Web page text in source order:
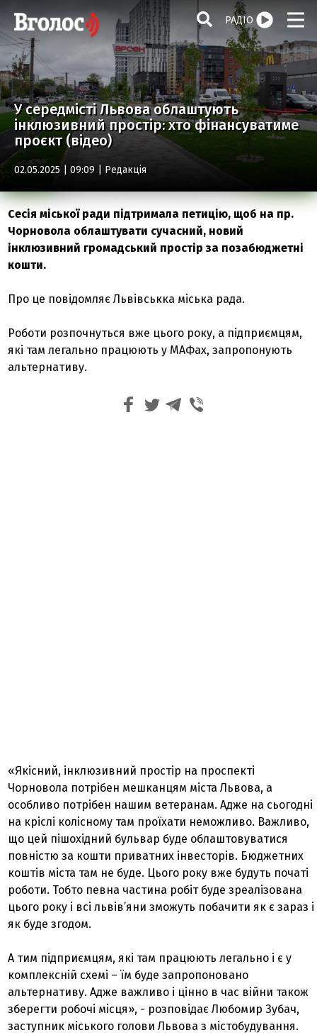
РАДІО
У середмісті Львова облаштують
інклюзивний простір: хто фінансуватиме
проєкт (відео)
02.05.2025 | 09:09 | Редакція
Сесія міської ради підтримала петицію, щоб на пр.
Чорновола облаштувати сучасний, новий
інклюзивний громадський простір за позабюджетні
кошти.
Про це повідомляє Львівськка міська рада.
Роботи розпочнуться вже цього року, а підприємцям,
які там легально працюють у МАФах, запропонують
альтернативу.
«Якісний, інклюзивний простір на проспекті
Чорновола потрібен мешканцям міста Львова, а
особливо потрібен нашим ветеранам. Адже на сьогодні
на кріслі колісному там проїхати неможливо. Важливо,
що цей пішохідний бульвар буде облаштовуватися
повністю за кошти приватних інвесторів. Бюджетних
коштів міста там не буде. Цього року вже будуть початі
роботи. Тобто певна частина робіт буде зреалізована
цього року і всі львів’яни зможуть побачити як є зараз і
як буде згодом.
А тим підприємцям, які там працюють легально і є у
комплексній схемі – їм буде запропоновано
альтернативу. Адже важливо і цінно в час війни також
зберегти робочі місця», - розповідає Любомир Зубач,
заступник міського голови Львова з містобудування.